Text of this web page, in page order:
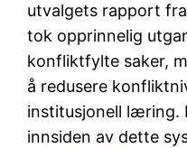
utvalgets rapport
tok opprinnelig
konfliktfylte saker,
å redusere
institusjonell
innsiden av dette